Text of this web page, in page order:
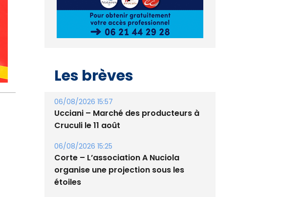
Les brèves
06/08/2026 15:57
Ucciani – Marché des producteurs à
Cruculi le 11 août
06/08/2026 15:25
Corte – L’association A Nuciola
organise une projection sous les
étoiles